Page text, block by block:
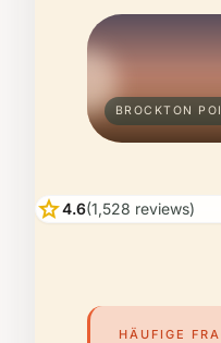
BROCKTON
star4.6(1,528 reviews)
HÄUFIGE